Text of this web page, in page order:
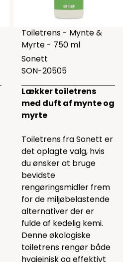
Toiletrens - Mynte &
Myrte - 750 ml
Sonett
SON-20505
Lækker toiletrens
med duft af mynte og
myrte
Toiletrens fra Sonett er
det oplagte valg, hvis
du ønsker at bruge
bevidste
rengøringsmidler frem
for de miljøbelastende
alternativer der er
fulde af kedelig kemi.
Denne økologiske
toiletrens rengør både
hygiejnisk og effektivt